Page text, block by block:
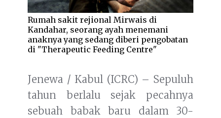
Rumah sakit rejional Mirwais di
Kandahar, seorang ayah menemani
anaknya yang sedang diberi pengobatan
di "Therapeutic Feeding Centre"
Jenewa / Kabul (ICRC) – Sepuluh
tahun berlalu sejak pecahnya
sebuah babak baru dalam 30-